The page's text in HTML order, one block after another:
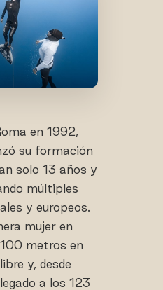
en 1992,
su formación
solo 13 años y
múltiples
y europeos.
mujer en
metros en
y, desde
a los 123